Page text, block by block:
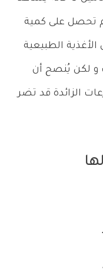
تحصل على كمية
الطبيعية
و لكن يُنصح أن
الزائدة قد تضر